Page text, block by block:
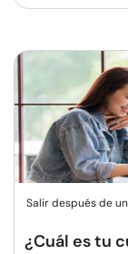
Salir después de
¿Cuál es tu